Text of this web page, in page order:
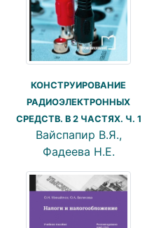
КОНСТРУИРОВАНИЕ
РАДИОЭЛЕКТРОННЫХ
СРЕДСТВ. В 2 ЧАСТЯХ. Ч. 1
Вайспапир В.Я.,
Фадеева Н.Е.